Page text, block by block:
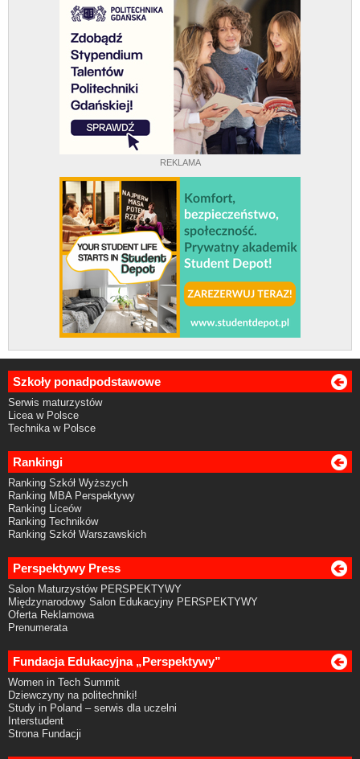
REKLAMA
Szkoły ponadpodstawowe
Serwis maturzystów
Licea w Polsce
Technika w Polsce
Rankingi
Ranking Szkół Wyższych
Ranking MBA Perspektywy
Ranking Liceów
Ranking Techników
Ranking Szkół Warszawskich
Perspektywy Press
Salon Maturzystów PERSPEKTYWY
Międzynarodowy Salon Edukacyjny PERSPEKTYWY
Oferta Reklamowa
Prenumerata
Fundacja Edukacyjna „Perspektywy”
Women in Tech Summit
Dziewczyny na politechniki!
Study in Poland – serwis dla uczelni
Interstudent
Strona Fundacji